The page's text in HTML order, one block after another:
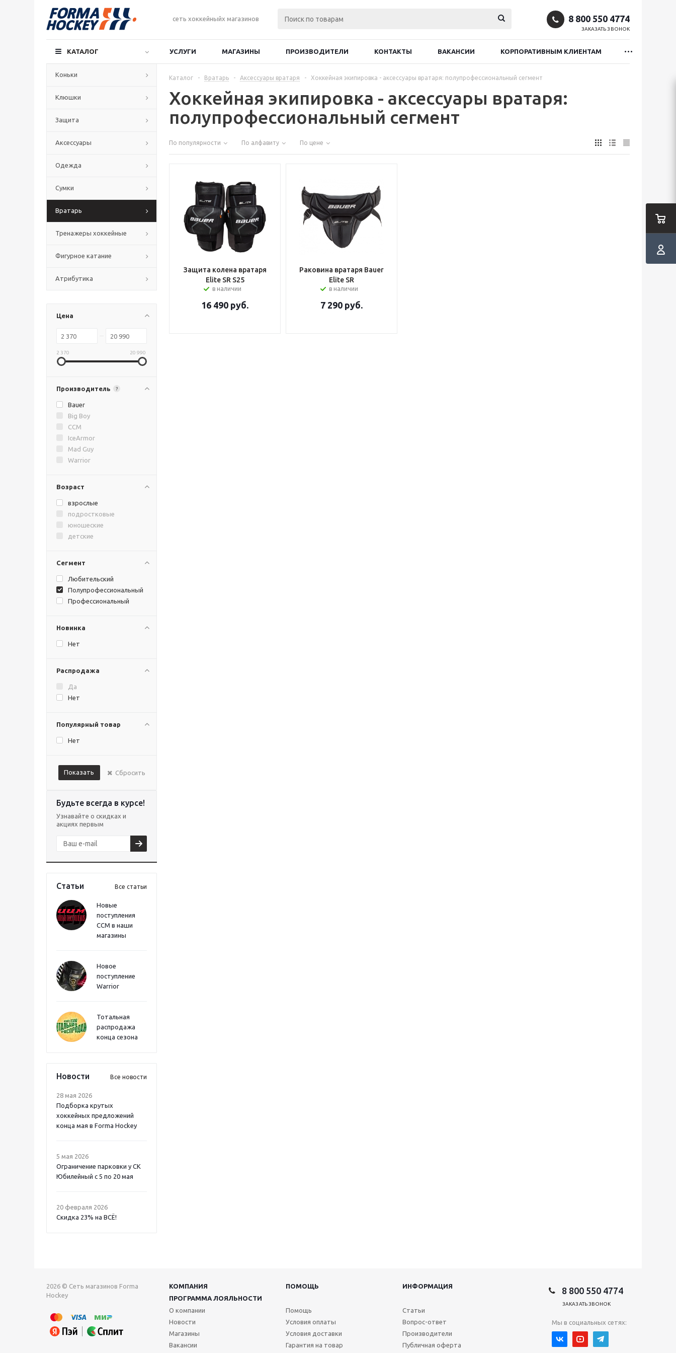
сеть хоккейныйх магазинов 8 800 550 4774
ЗАКАЗАТЬ ЗВОНОК
КАТАЛОГ УСЛУГИ МАГАЗИНЫ ПРОИЗВОДИТЕЛИ КОНТАКТЫ ВАКАНСИИ КОРПОРАТИВНЫМ КЛИЕНТАМ
Коньки
Клюшки
Защита
Аксессуары
Одежда
Сумки
Вратарь
Тренажеры хоккейные
Фигурное катание
Атрибутика
Цена
2 370 20 990
Производитель ?
Bauer
Big Boy
CCM
IceArmor
Mad Guy
Warrior
Возраст
взрослые
подростковые
юношеские
детские
Сегмент
Любительский
Полупрофессиональный
Профессиональный
Новинка
Нет
Распродажа
Да
Нет
Популярный товар
Нет
Показать Сбросить
Будьте всегда в курсе!
Узнавайте о скидках и
акциях первым
Статьи Все статьи
Новые
поступления
CCM в наши
магазины
Новое
поступление
Warrior
Тотальная
распродажа
конца сезона
Новости Все новости
28 мая 2026
Подборка крутых
хоккейных предложений
конца мая в Forma Hockey
5 мая 2026
Ограничение парковки у СК
Юбилейный с 5 по 20 мая
20 февраля 2026
Скидка 23% на ВСË!
Каталог - Вратарь - Аксессуары вратаря - Хоккейная экипировка - аксессуары вратаря: полупрофессиональный сегмент
Хоккейная экипировка - аксессуары вратаря:
полупрофессиональный сегмент
По популярности По алфавиту По цене
Защита колена вратаря
Elite SR S25
в наличии
16 490 руб.
Раковина вратаря Bauer
Elite SR
в наличии
7 290 руб.
2026 © Сеть магазинов Forma
Hockey
КОМПАНИЯ ПОМОЩЬ
ИНФОРМАЦИЯ
ПРОГРАММА ЛОЯЛЬНОСТИ
О компании
Новости
Магазины
Вакансии
Помощь
Условия оплаты
Условия доставки
Гарантия на товар
Статьи
Вопрос-ответ
Производители
Публичная оферта
8 800 550 4774
ЗАКАЗАТЬ ЗВОНОК
Мы в социальных сетях: